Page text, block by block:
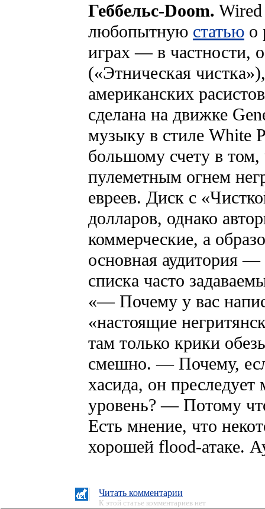
Геббельс-Doom. Wired
любопытную статью о
играх — в частности,
(«Этническая
американских
сделана на движке
музыку в стиле White
большому счету в том,
пулеметным огнем
евреев. Диск с
долларов, однако
коммерческие, а
основная аудитория
списка часто
«— Почему у вас
«настоящие
там только крики
смешно. — Почему,
хасида, он преследует
уровень? — Потому
Есть мнение, что
хорошей flood-атаке.
Читать комментарии
К этой статье комментариев нет